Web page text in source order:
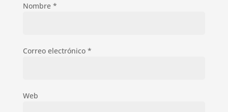
Nombre *
Correo electrónico *
Web